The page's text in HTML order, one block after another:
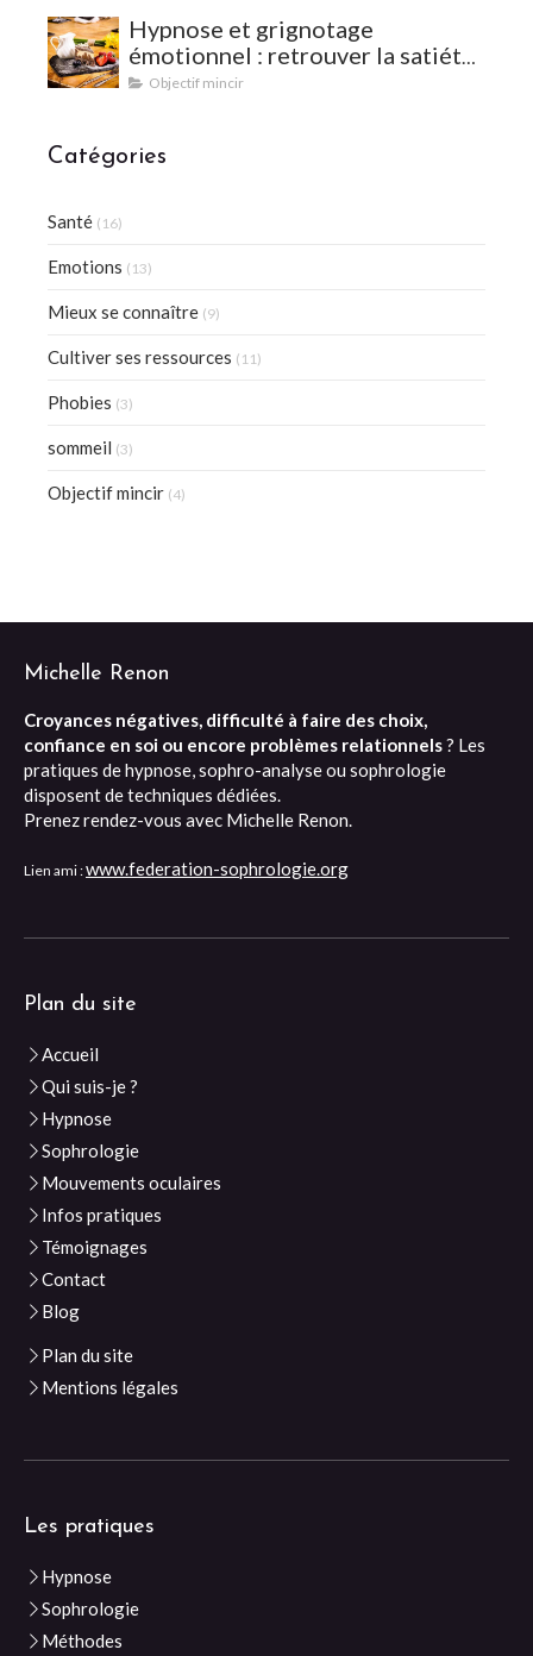
Hypnose et grignotage
émotionnel : retrouver la satiété
et l'équilibre
Objectif mincir
Catégories
Santé (16)
Emotions (13)
Mieux se connaître (9)
Cultiver ses ressources (11)
Phobies (3)
sommeil (3)
Objectif mincir (4)
Michelle Renon
Croyances négatives, difficulté à faire des choix,
confiance en soi ou encore problèmes relationnels? Les
pratiques de hypnose, sophro-analyse ou sophrologie
disposent de techniques dédiées.
Prenez rendez-vous avec Michelle Renon.
Lien ami :www.federation-sophrologie.org
Plan du site
Accueil
Qui suis-je ?
Hypnose
Sophrologie
Mouvements oculaires
Infos pratiques
Témoignages
Contact
Blog
Plan du site
Mentions légales
Les pratiques
Hypnose
Sophrologie
Méthodes